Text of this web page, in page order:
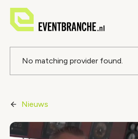
Foutmelding
No matching provider found.
Nieuws